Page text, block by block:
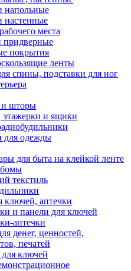
напольные
настенные
места
придверные
покрытия
ленты
спины, подставки для ног
шторы
и ящики
для одежды
для быта на клейкой ленте
текстиль
аптечки
и панели для ключей
аптечки
денег, ценностей,
печатей
ключей